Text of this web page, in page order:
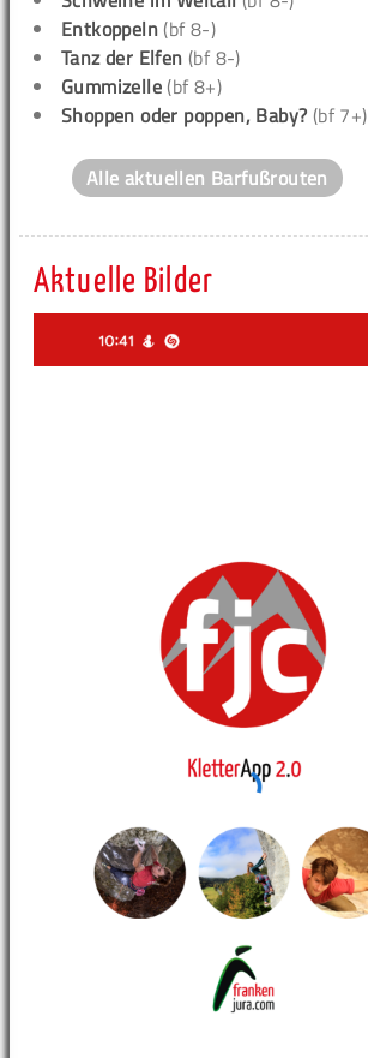
Entkoppeln (bf 8-)
Tanz der Elfen (bf 8-)
Gummizelle (bf 8+)
Shoppen oder poppen, Baby? (bf 7+)
Alle aktuellen Barfußrouten
Aktuelle Bilder